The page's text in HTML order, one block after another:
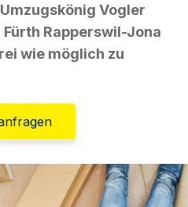
Vogler
Rapperswil-Jona
wie möglich zu